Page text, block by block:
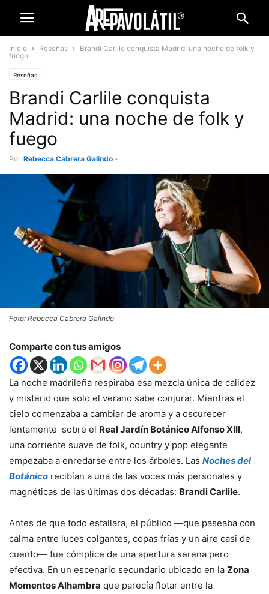
Inicio Reseñas
Brandi Carlile conquista Madrid: una noche de folk y
fuego
Reseñas
Brandi Carlile conquista
Madrid: una noche de folk y
fuego
Por Rebecca Cabrera Galindo -
Foto: Rebecca Cabrera Galindo
Comparte con tus amigos
La noche madrileña respiraba esa mezcla única de calidez
y misterio que solo el verano sabe conjurar. Mientras el
cielo comenzaba a cambiar de aroma y a oscurecer
lentamente sobre el Real Jardín Botánico Alfonso XIII,
una corriente suave de folk, country y pop elegante
empezaba a enredarse entre los árboles. Las Noches del
Botánico recibían a una de las voces más personales y
magnéticas de las últimas dos décadas: Brandi Carlile.
Antes de que todo estallara, el público —que paseaba con
calma entre luces colgantes, copas frías y un aire casi de
cuento— fue cómplice de una apertura serena pero
efectiva. En un escenario secundario ubicado en la Zona
Momentos Alhambra que parecía flotar entre la